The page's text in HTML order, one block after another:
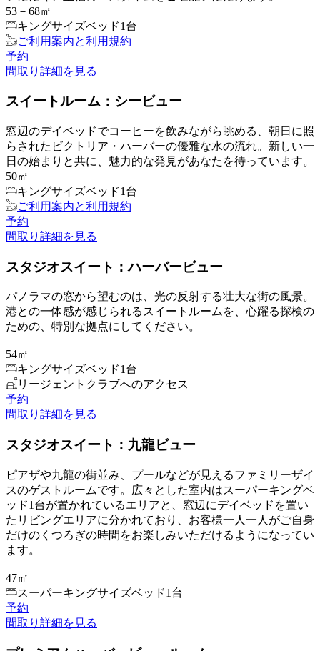
53－68㎡
キングサイズベッド1台
ご利用案内と利用規約
予約
間取り 詳細を見る
スイートルーム：シービュー
窓辺のデイベッドでコーヒーを飲みながら眺める、朝日に照
らされたビクトリア・ハーバーの優雅な水の流れ。新しい一
日の始まりと共に、魅力的な発見があなたを待っています。
50㎡
キングサイズベッド1台
ご利用案内と利用規約
予約
間取り 詳細を見る
スタジオスイート：ハーバービュー
パノラマの窓から望むのは、光の反射する壮大な街の風景。
港との一体感が感じられるスイートルームを、心躍る探検の
ための、特別な拠点にしてください。
54㎡
キングサイズベッド1台
リージェントクラブへのアクセス
予約
間取り 詳細を見る
スタジオスイート：九龍ビュー
ピアザや九龍の街並み、プールなどが見えるファミリーザイ
スのゲストルームです。広々とした室内はスーパーキングベ
ッド1台が置かれているエリアと、窓辺にデイベッドを置い
たリビングエリアに分かれており、お客様一人一人がご自身
だけのくつろぎの時間をお楽しみいただけるようになってい
ます。
47㎡
スーパーキングサイズベッド1台
予約
間取り 詳細を見る